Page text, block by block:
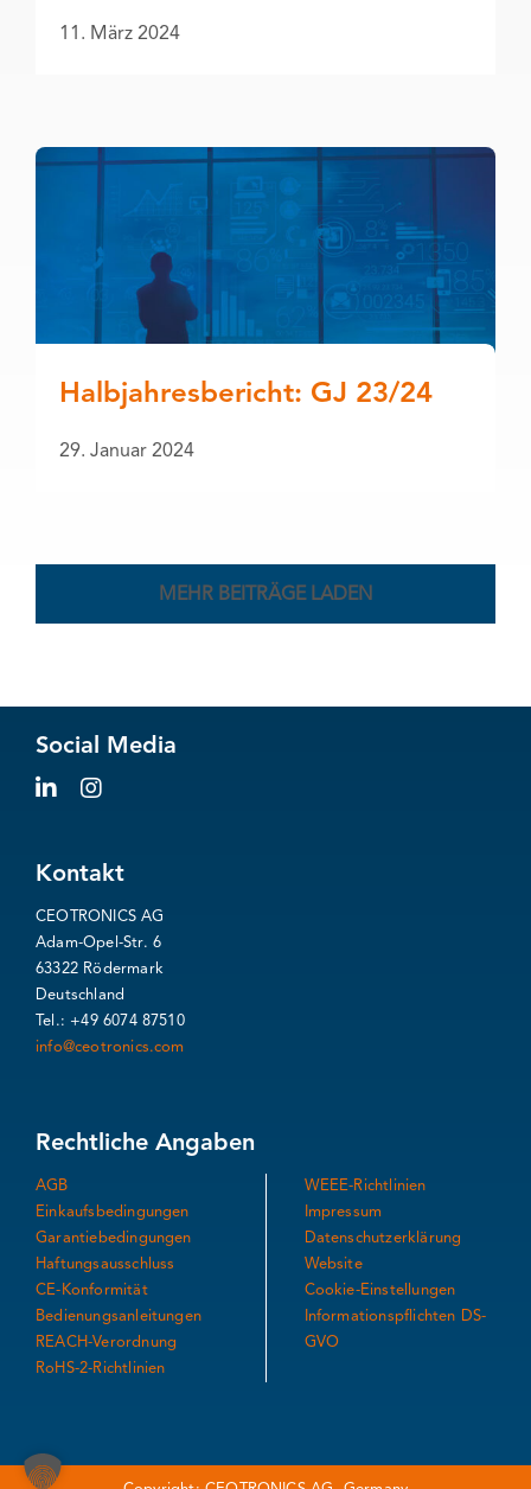
11. März 2024
Halbjahresbericht: GJ 23/24
29. Januar 2024
MEHR BEITRÄGE LADEN
Social Media
Kontakt
CEOTRONICS AG
Adam-Opel-Str. 6
63322 Rödermark
Deutschland
Tel.: +49 6074 87510
info@ceotronics.com
Rechtliche Angaben
AGB
Einkaufsbedingungen
Garantiebedingungen
Haftungsausschluss
CE-Konformität
Bedienungsanleitungen
REACH-Verordnung
RoHS-2-Richtlinien
WEEE-Richtlinien
Impressum
Datenschutzerklärung
Website
Cookie-Einstellungen
Informationspflichten DS-
GVO